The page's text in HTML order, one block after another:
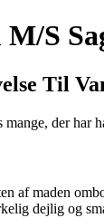
S
Til
der har
af maden
dejlig og